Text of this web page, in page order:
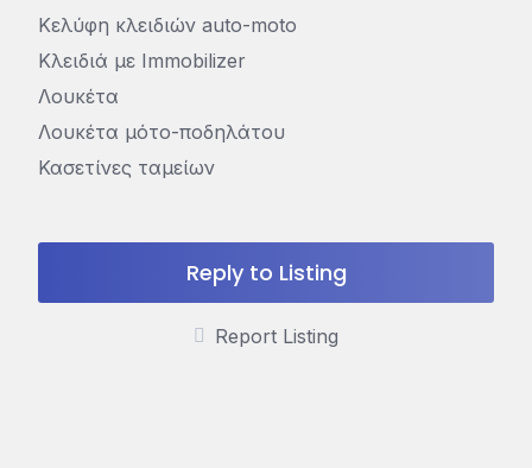
Κελύφη κλειδιών auto-moto
Κλειδιά με Immobilizer
Λουκέτα
Λουκέτα μότο-ποδηλάτου
Κασετίνες ταμείων
Reply to Listing
Report Listing